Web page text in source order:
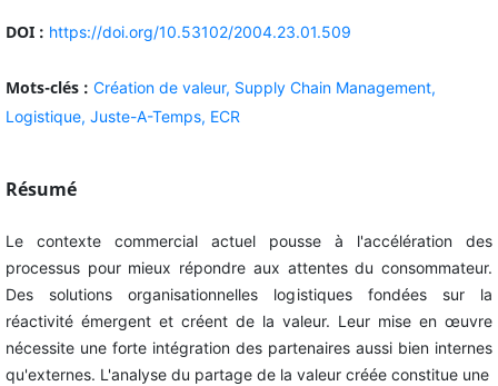
DOI : https://doi.org/10.53102/2004.23.01.509
Mots-clés : Création de valeur, Supply Chain Management,
Logistique, Juste-A-Temps, ECR
Résumé
Le contexte commercial actuel pousse à l'accélération des
processus pour mieux répondre aux attentes du consommateur.
Des solutions organisationnelles logistiques fondées sur la
réactivité émergent et créent de la valeur. Leur mise en œuvre
nécessite une forte intégration des partenaires aussi bien internes
qu'externes. L'analyse du partage de la valeur créée constitue une